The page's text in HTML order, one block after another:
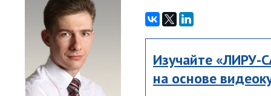
Изучайте «ЛИРУ-
на основе